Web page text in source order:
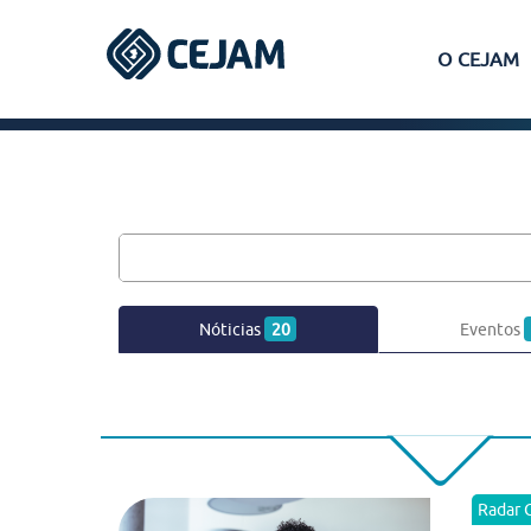
O CEJAM
Ferraz de Vasconcelos
Lins
Peruíbe
Nóticias 20 Eventos
Radar